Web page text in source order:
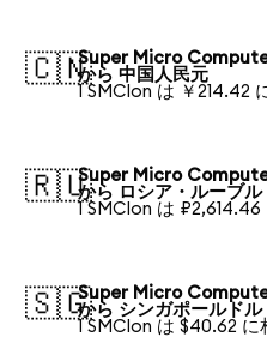
🇨🇳Super Micro
から 中国人民元
1 SMCIon は ￥214.42
🇷🇺Super Micro
から ロシア・ルーブル
1 SMCIon は ₽2,614.46
🇸🇬Super Micro
から シンガポールドル
1 SMCIon は $40.62 に